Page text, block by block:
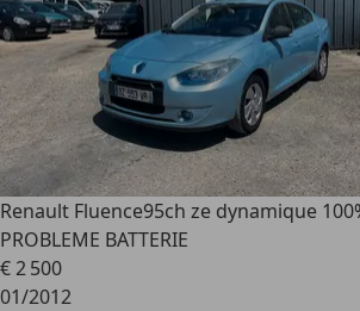
Renault Fluence95ch ze dynamique
PROBLEME BATTERIE
€ 2 500
01/2012